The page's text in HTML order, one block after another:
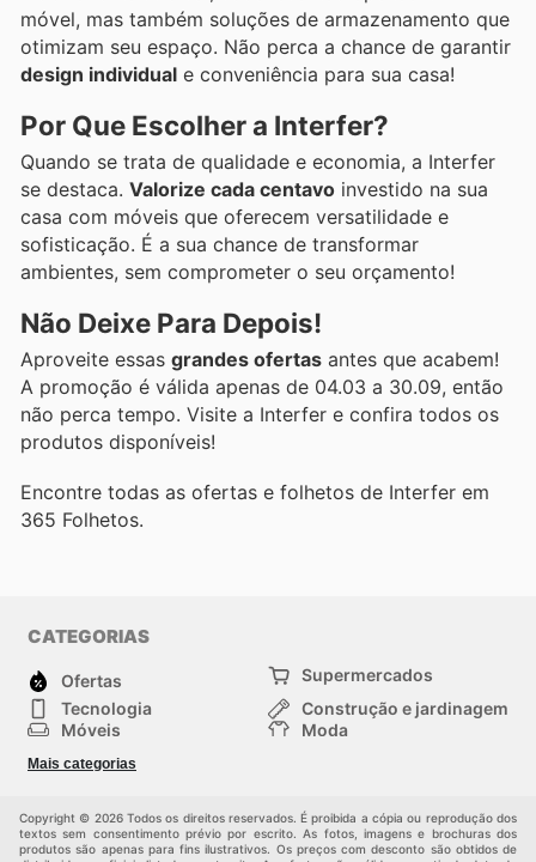
móvel, mas também soluções de armazenamento que
otimizam seu espaço. Não perca a chance de garantir
design individual e conveniência para sua casa!
Por Que Escolher a Interfer?
Quando se trata de qualidade e economia, a Interfer
se destaca. Valorize cada centavo investido na sua
casa com móveis que oferecem versatilidade e
sofisticação. É a sua chance de transformar
ambientes, sem comprometer o seu orçamento!
Não Deixe Para Depois!
Aproveite essas grandes ofertas antes que acabem!
A promoção é válida apenas de 04.03 a 30.09, então
não perca tempo. Visite a Interfer e confira todos os
produtos disponíveis!
Encontre todas as ofertas e folhetos de Interfer em
365 Folhetos.
CATEGORIAS
Ofertas
Supermercados
Tecnologia
Construção e jardinagem
Móveis
Moda
Crianças
Mais categorias
Copyright © 2026 Todos os direitos reservados. É proibida a cópia ou reprodução dos
textos sem consentimento prévio por escrito. As fotos, imagens e brochuras dos
produtos são apenas para fins ilustrativos. Os preços com desconto são obtidos de